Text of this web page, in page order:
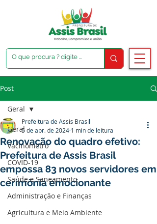
Post
Geral
Vacinômetro
COVID-19
Saúde e Saneamento
Administração e Finanças
Agricultura e Meio Ambiente
Geral
Renovação do quadro efetivo:
Prefeitura de Assis Brasil
empossa 83 novos servidores em
cerimônia emocionante
Prefeitura de Assis Brasil
5 de abr. de 2024 1 min de leitura